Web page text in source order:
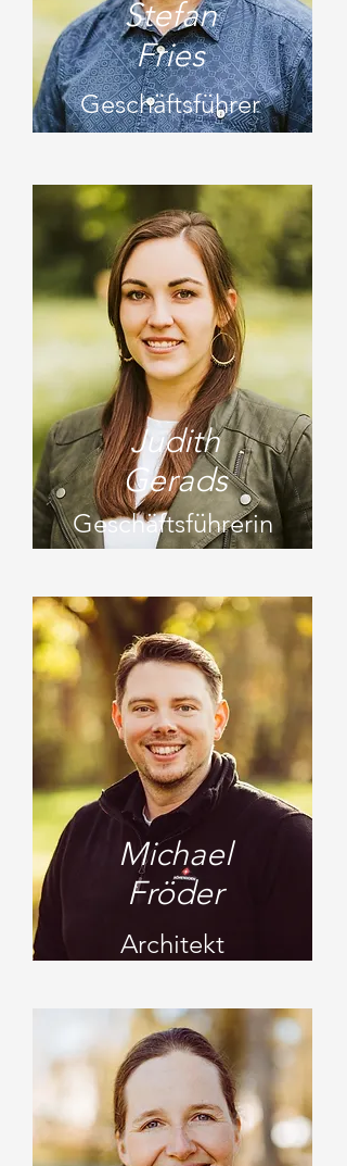
Stefan
Fries
Geschäftsführer
Judith
Gerads
Geschäftsführerin
Michael
Fröder
Architekt